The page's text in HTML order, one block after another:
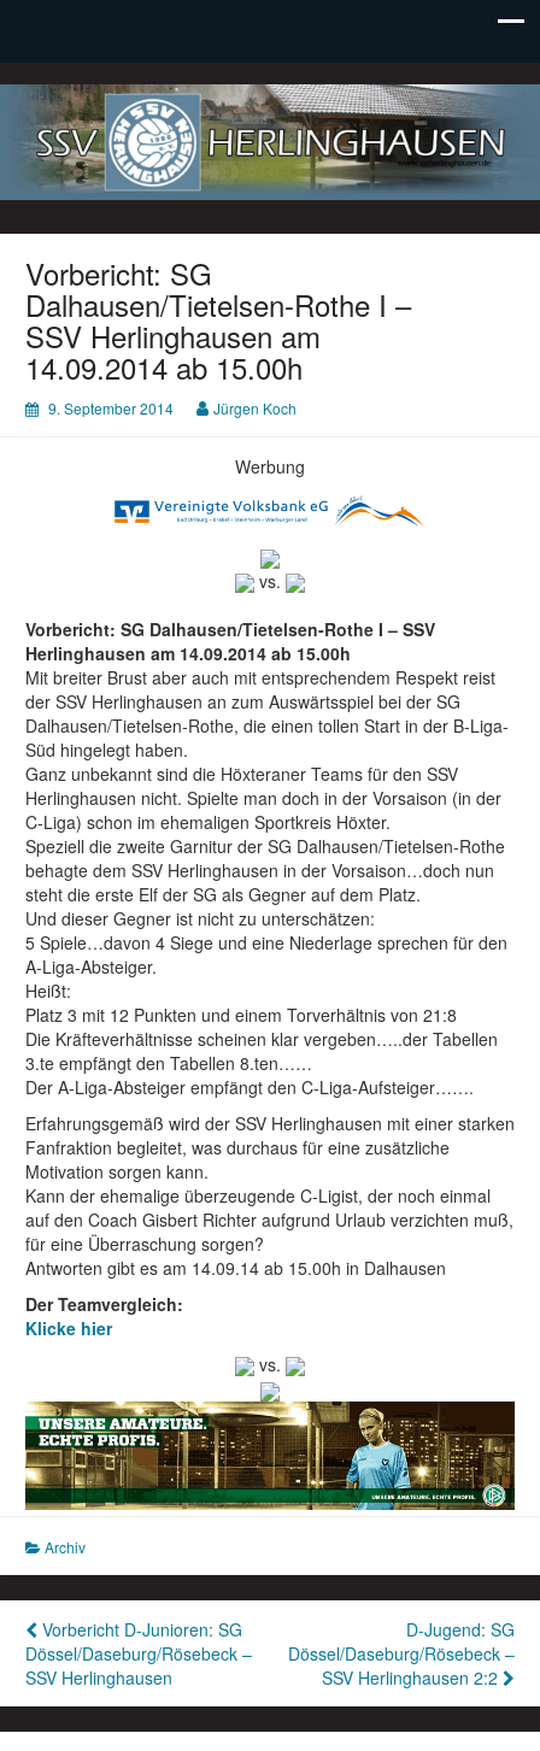
SSV Herlinghausen e. V.
Vorbericht: SG
Dalhausen/Tietelsen-Rothe I –
SSV Herlinghausen am
14.09.2014 ab 15.00h
9. September 2014 Jürgen Koch
Werbung
vs.
Vorbericht: SG Dalhausen/Tietelsen-Rothe I – SSV
Herlinghausen am 14.09.2014 ab 15.00h
Mit breiter Brust aber auch mit entsprechendem Respekt reist
der SSV Herlinghausen an zum Auswärtsspiel bei der SG
Dalhausen/Tietelsen-Rothe, die einen tollen Start in der B-Liga-
Süd hingelegt haben.
Ganz unbekannt sind die Höxteraner Teams für den SSV
Herlinghausen nicht. Spielte man doch in der Vorsaison (in der
C-Liga) schon im ehemaligen Sportkreis Höxter.
Speziell die zweite Garnitur der SG Dalhausen/Tietelsen-Rothe
behagte dem SSV Herlinghausen in der Vorsaison…doch nun
steht die erste Elf der SG als Gegner auf dem Platz.
Und dieser Gegner ist nicht zu unterschätzen:
5 Spiele…davon 4 Siege und eine Niederlage sprechen für den
A-Liga-Absteiger.
Heißt:
Platz 3 mit 12 Punkten und einem Torverhältnis von 21:8
Die Kräfteverhältnisse scheinen klar vergeben…..der Tabellen
3.te empfängt den Tabellen 8.ten……
Der A-Liga-Absteiger empfängt den C-Liga-Aufsteiger…….
Erfahrungsgemäß wird der SSV Herlinghausen mit einer starken
Fanfraktion begleitet, was durchaus für eine zusätzliche
Motivation sorgen kann.
Kann der ehemalige überzeugende C-Ligist, der noch einmal
auf den Coach Gisbert Richter aufgrund Urlaub verzichten muß,
für eine Überraschung sorgen?
Antworten gibt es am 14.09.14 ab 15.00h in Dalhausen
Der Teamvergleich:
Klicke hier
vs.
Archiv
Beitragsnavigation
Vorbericht D-Junioren: SG
Dössel/Daseburg/Rösebeck –
SSV Herlinghausen
D-Jugend: SG
Dössel/Daseburg/Rösebeck –
SSV Herlinghausen 2:2